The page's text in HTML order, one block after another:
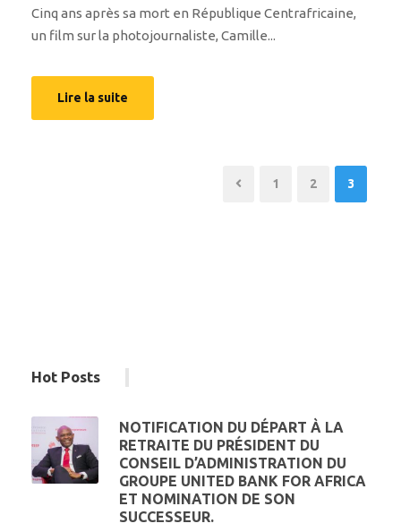
Cinq ans après sa mort en République Centrafricaine,
un film sur la photojournaliste, Camille...
Lire la suite
1 2 3
Hot Posts
NOTIFICATION DU DÉPART À LA
RETRAITE DU PRÉSIDENT DU
CONSEIL D’ADMINISTRATION DU
GROUPE UNITED BANK FOR AFRICA
ET NOMINATION DE SON
SUCCESSEUR.